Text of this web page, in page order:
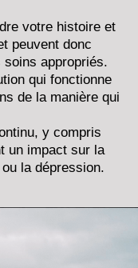
votre histoire et
peuvent donc
appropriés.
qui fonctionne
de la manière qui
y compris
un impact sur la
la dépression.